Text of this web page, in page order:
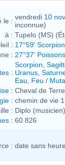
le : vendredi 10
inconnue)
à : Tupelo (MS)
: 17°59' Scorpion
: 27°37' Poissons
:
Scorpion
Uranus
Eau
Feu /
: Cheval de Terre
: chemin de vie 1
: Diplo
: 60 826
: date sans